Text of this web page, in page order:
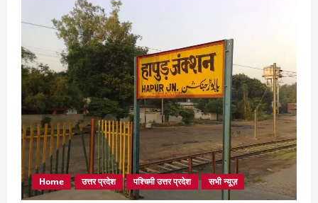
Home उत्तर प्रदेश पश्चिमी उत्तर प्रदेश सभी न्यूज़